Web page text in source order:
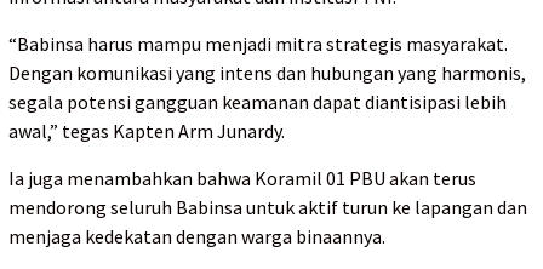
“Babinsa harus mampu menjadi mitra strategis masyarakat.
Dengan komunikasi yang intens dan hubungan yang harmonis,
segala potensi gangguan keamanan dapat diantisipasi lebih
awal,” tegas Kapten Arm Junardy.
Ia juga menambahkan bahwa Koramil 01 PBU akan terus
mendorong seluruh Babinsa untuk aktif turun ke lapangan dan
menjaga kedekatan dengan warga binaannya.